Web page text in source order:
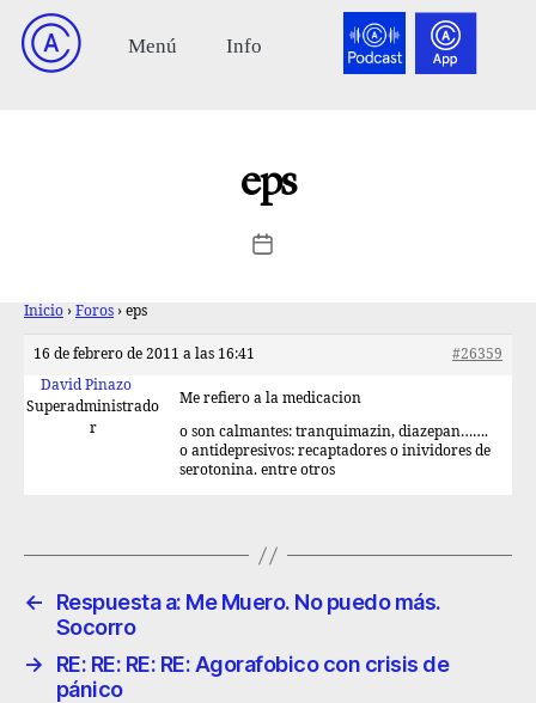
eps
Inicio › Foros › eps
16 de febrero de 2011 a las 16:41
#26359
David Pinazo
Superadministrado
r
Me refiero a la medicacion
o son calmantes: tranquimazin, diazepan…….
o antidepresivos: recaptadores o inividores de
serotonina. entre otros
←
Respuesta a: Me Muero. No puedo más.
Socorro
→
RE: RE: RE: RE: Agorafobico con crisis de
pánico